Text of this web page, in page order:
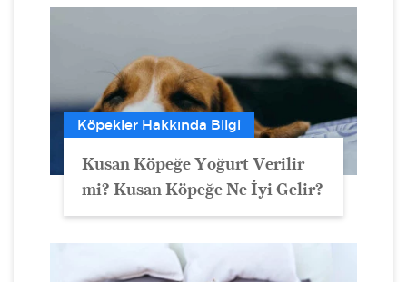
Köpekler Hakkında Bilgi
Kusan Köpeğe Yoğurt Verilir
mi? Kusan Köpeğe Ne İyi Gelir?